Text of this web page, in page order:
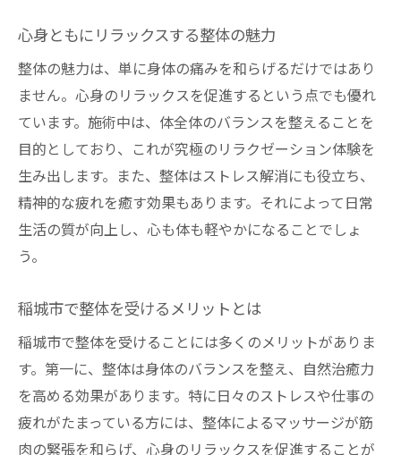
稲城市での整体施術がもたらす快適さ
整体が導く心地よいリラクゼーション
稲城市の整体が提供する快適な施術
整体で味わう心地よいひととき
稲城市での整体がもたらす心地よさ
整体施術で感じる深い安らぎ
心身を癒す整体の施術方法
安らぎをもたらす整体の魅力
稲城市の整体で味わう安らぎの時間
心身ともにリラックスする整体の魅力
整体の魅力は、単に身体の痛みを和らげるだけではあり
ません。心身のリラックスを促進するという点でも優れ
ています。施術中は、体全体のバランスを整えることを
目的としており、これが究極のリラクゼーション体験を
生み出します。また、整体はストレス解消にも役立ち、
精神的な疲れを癒す効果もあります。それによって日常
生活の質が向上し、心も体も軽やかになることでしょ
う。
稲城市で整体を受けるメリットとは
稲城市で整体を受けることには多くのメリットがありま
す。第一に、整体は身体のバランスを整え、自然治癒力
を高める効果があります。特に日々のストレスや仕事の
疲れがたまっている方には、整体によるマッサージが筋
肉の緊張を和らげ、心身のリラックスを促進することが